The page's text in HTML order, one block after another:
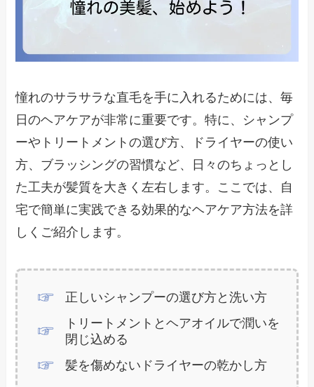
憧れのサラサラな直毛を手に入れるためには、毎
日のヘアケアが非常に重要です。特に、シャンプ
ーやトリートメントの選び方、ドライヤーの使い
方、ブラッシングの習慣など、日々のちょっとし
た工夫が髪質を大きく左右します。ここでは、自
宅で簡単に実践できる効果的なヘアケア方法を詳
しくご紹介します。
正しいシャンプーの選び方と洗い方
トリートメントとヘアオイルで潤いを
閉じ込める
髪を傷めないドライヤーの乾かし方